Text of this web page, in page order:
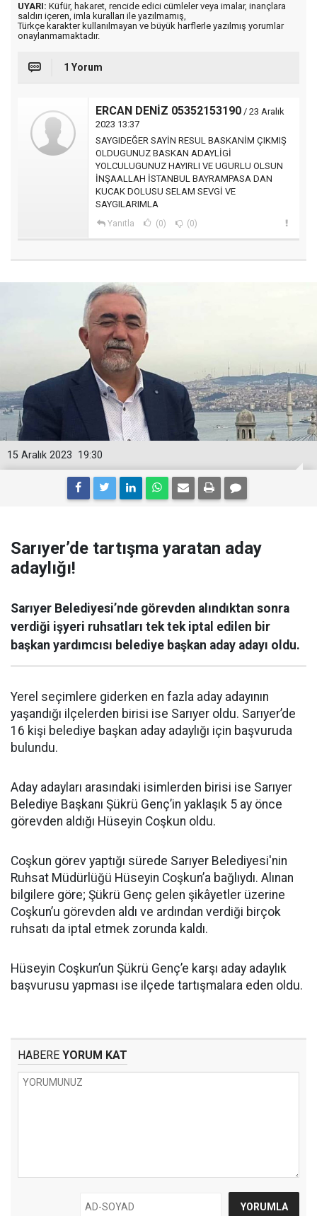
UYARI: Küfür, hakaret, rencide edici cümleler veya imalar, inançlara
saldırı içeren, imla kuralları ile yazılmamış,
Türkçe karakter kullanılmayan ve büyük harflerle yazılmış yorumlar
onaylanmamaktadır.
1 Yorum
ERCAN DENİZ 05352153190 / 23 Aralık
2023 13:37
SAYGIDEĞER SAYİN RESUL BASKANİM ÇIKMIŞ
OLDUGUNUZ BASKAN ADAYLİGİ
YOLCULUGUNUZ HAYIRLI VE UGURLU OLSUN
İNŞAALLAH İSTANBUL BAYRAMPASA DAN
KUCAK DOLUSU SELAM SEVGİ VE
SAYGILARIMLA
Yanıtla (0) (0)
19:30
15 Aralık 2023
Sarıyer’de tartışma yaratan aday
adaylığı!
Sarıyer Belediyesi’nde görevden alındıktan sonra
verdiği işyeri ruhsatları tek tek iptal edilen bir
başkan yardımcısı belediye başkan aday adayı oldu.
Yerel seçimlere giderken en fazla aday adayının
yaşandığı ilçelerden birisi ise Sarıyer oldu. Sarıyer’de
16 kişi belediye başkan aday adaylığı için başvuruda
bulundu.
Aday adayları arasındaki isimlerden birisi ise Sarıyer
Belediye Başkanı Şükrü Genç’in yaklaşık 5 ay önce
görevden aldığı Hüseyin Coşkun oldu.
Coşkun görev yaptığı sürede Sarıyer Belediyesi'nin
Ruhsat Müdürlüğü Hüseyin Coşkun’a bağlıydı. Alınan
bilgilere göre; Şükrü Genç gelen şikâyetler üzerine
Coşkun’u görevden aldı ve ardından verdiği birçok
ruhsatı da iptal etmek zorunda kaldı.
Hüseyin Coşkun’un Şükrü Genç’e karşı aday adaylık
başvurusu yapması ise ilçede tartışmalara eden oldu.
HABERE YORUM KAT